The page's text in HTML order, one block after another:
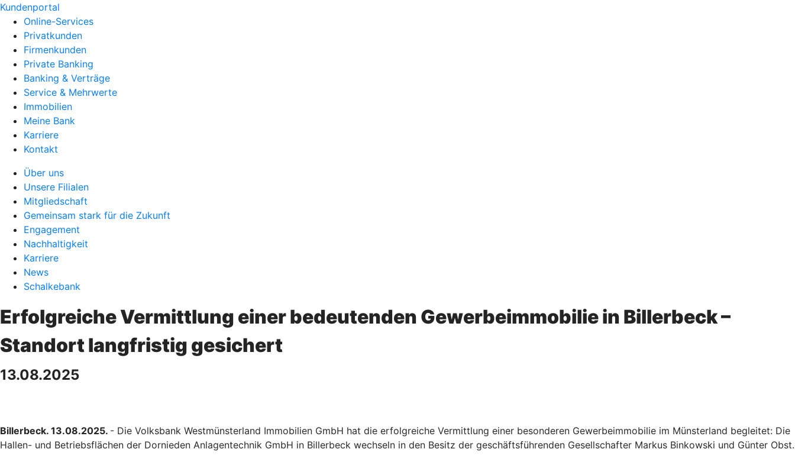
Kundenportal
Online-Services
Privatkunden
Firmenkunden
Private Banking
Banking & Verträge
Service & Mehrwerte
Immobilien
Meine Bank
Karriere
Kontakt
Über uns
Unsere Filialen
Mitgliedschaft
Gemeinsam stark für die Zukunft
Engagement
Nachhaltigkeit
Karriere
News
Schalkebank
Erfolgreiche Vermittlung einer bedeutenden Gewerbeimmobilie in Billerbeck –
Standort langfristig gesichert
13.08.2025
Billerbeck. 13.08.2025. - Die Volksbank Westmünsterland Immobilien GmbH hat die erfolgreiche Vermittlung einer besonderen Gewerbeimmobilie im Münsterland begleitet: Die
Hallen- und Betriebsflächen der Dornieden Anlagentechnik GmbH in Billerbeck wechseln in den Besitz der geschäftsführenden Gesellschafter Markus Binkowski und Günter Obst.